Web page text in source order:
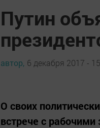
Путин
автор, 6 декабря 2017 -
О своих
встрече с